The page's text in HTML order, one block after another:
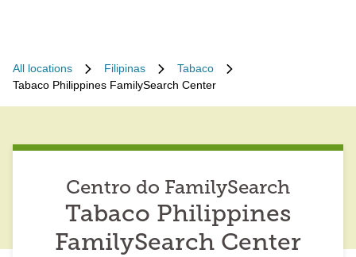
All locations Filipinas
Tabaco
Tabaco Philippines FamilySearch Center
Centro do FamilySearch
Tabaco Philippines
FamilySearch Center